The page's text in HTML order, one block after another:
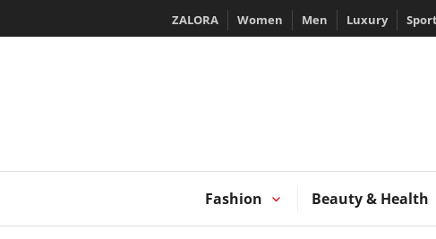
to
ZALORA Women Men Luxury
Fashion Beauty & Health